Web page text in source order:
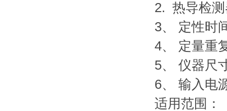
2. 热导检
3、 定性时
4、 定量重
5、 仪器尺
6、 输入电
适用范围：